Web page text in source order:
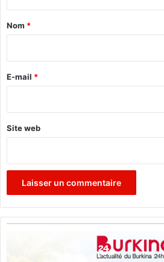
a
e
Nom *
E-mail *
Site web